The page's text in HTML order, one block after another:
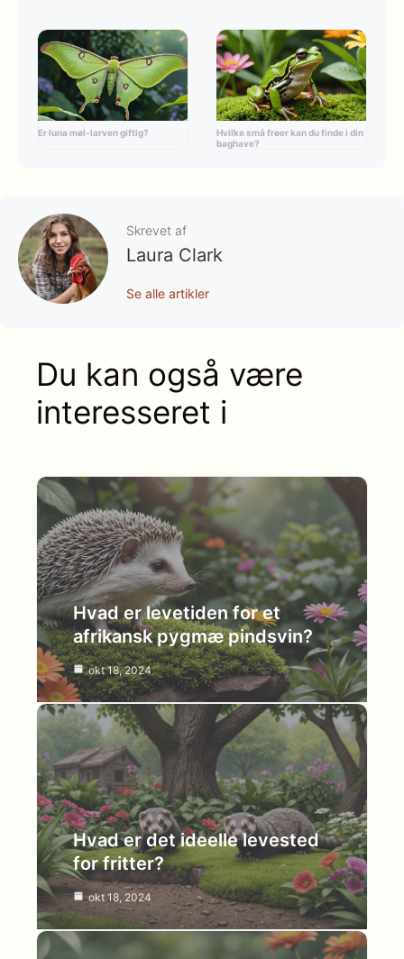
Er luna møl-larven giftig?
Hvilke små frøer kan du finde i din
baghave?
Skrevet af
Laura Clark
Se alle artikler
Du kan også være
interesseret i
Hvad er levetiden for et
afrikansk pygmæ pindsvin?
okt 18, 2024
Hvad er det ideelle levested
for fritter?
okt 18, 2024